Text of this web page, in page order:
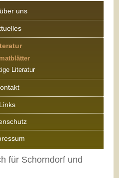
uns
Literatur
Links
für Schorndorf und